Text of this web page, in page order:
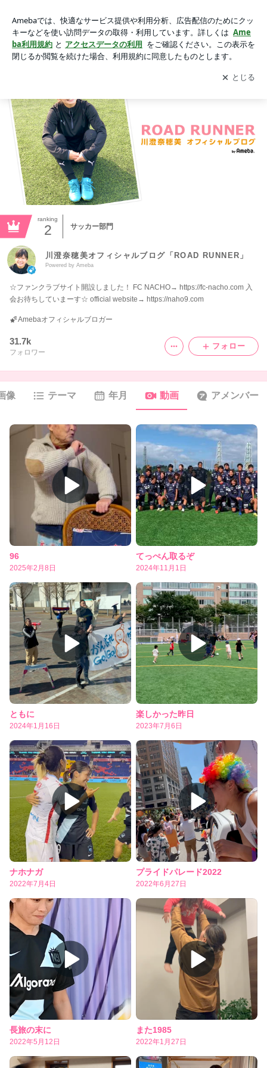
R」
アプリをダウンロードして ブログの更新通知
を受け取りまし
ょう。
開く
ranking
2 サッカー部門
川澄奈穂美オフィシャルブログ「ROAD RUNNER」
Powered by Ameba
☆ファンクラブサイト開設しました！ FC NACHO→ https://fc-nacho.com 入
会お待ちしていまーす☆ official website→ https://naho9.com
Amebaオフィシャルブロガー
31.7k
フォロワー
フォロー
像 テーマ 年月 動画 アメンバー
96
2025年2月8日
てっぺん取るぞ
2024年11月1日
ともに
2024年1月16日
楽しかった昨日
2023年7月6日
ナホナガ
2022年7月4日
プライドパレード2022
2022年6月27日
長旅の末に
2022年5月12日
また1985
2022年1月27日